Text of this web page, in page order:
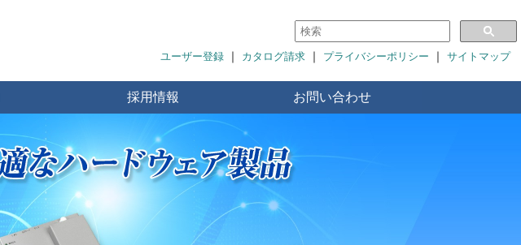
ユーザー登録｜ カタログ請求｜ プライバシーポリシー ｜ サイトマップ
採用情報 お問い合わせ